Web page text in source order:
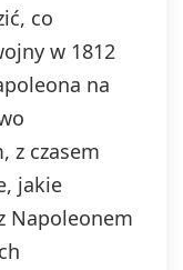
co
w 1812
na
z czasem
jakie
Napoleonem